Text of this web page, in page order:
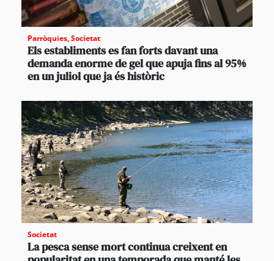
Parròquies,Societat
Els establiments es fan forts davant una
demanda enorme de gel que apuja fins al 95%
en un juliol que ja és històric
Societat
La pesca sense mort continua creixent en